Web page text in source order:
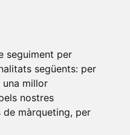
seguiment per
següents: per
millor
nostres
màrqueting, per
CEU Cardenal
•Universitat Miguel
de València